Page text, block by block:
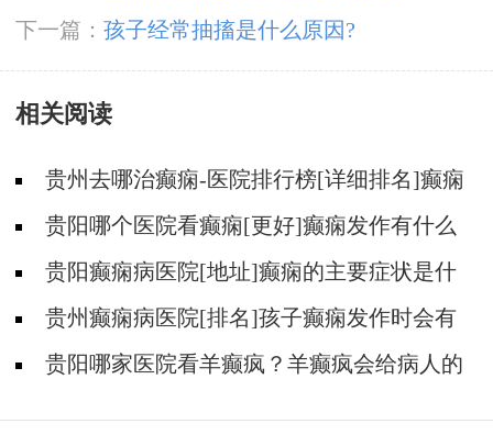
下一篇： 孩子经常抽搐是什么原因?
相关阅读
贵州去哪治癫痫-医院排行榜[详细排名]癫痫
会导致病人精神失常吗?
贵阳哪个医院看癫痫[更好]癫痫发作有什么
症状表现?
贵阳癫痫病医院[地址]癫痫的主要症状是什
么?贵州癫痫病医院[排名]孩子癫痫发作时会有
什么症状?
贵阳哪家医院看羊癫疯？羊癫疯会给病人的